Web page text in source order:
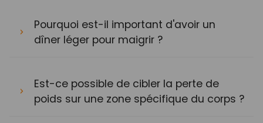
Pourquoi est-il important d'avoir un
dîner léger pour maigrir ?
Est-ce possible de cibler la perte de
poids sur une zone spécifique du corps ?